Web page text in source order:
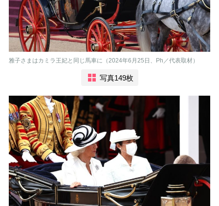
雅子さまはカミラ王妃と同じ馬車に（2024年6月25日、Ph／代表取材）
写真149枚